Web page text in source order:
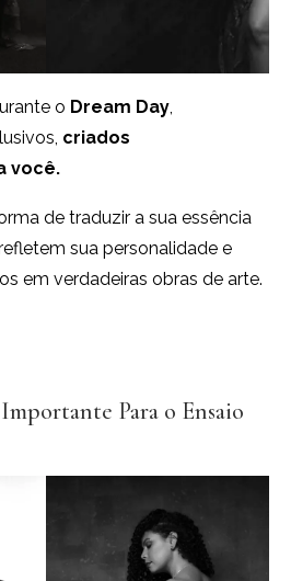
o Dream Day
criados
você.
de traduzir a sua essência
sua personalidade e
em verdadeiras obras de arte.
Para o Ensaio